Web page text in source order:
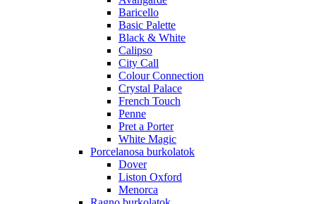
Baricello
Basic Palette
Black & White
Calipso
City Call
Colour Connection
Crystal Palace
French Touch
Penne
Pret a Porter
White Magic
Porcelanosa burkolatok
Dover
Liston Oxford
Menorca